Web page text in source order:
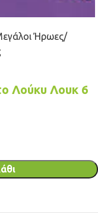
Ήρωες
Λούκυ Λουκ 6